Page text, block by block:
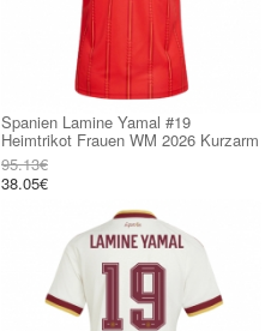
Spanien Lamine Yamal #19
Heimtrikot Frauen WM 2026 Kurzarm
95.13€
38.05€